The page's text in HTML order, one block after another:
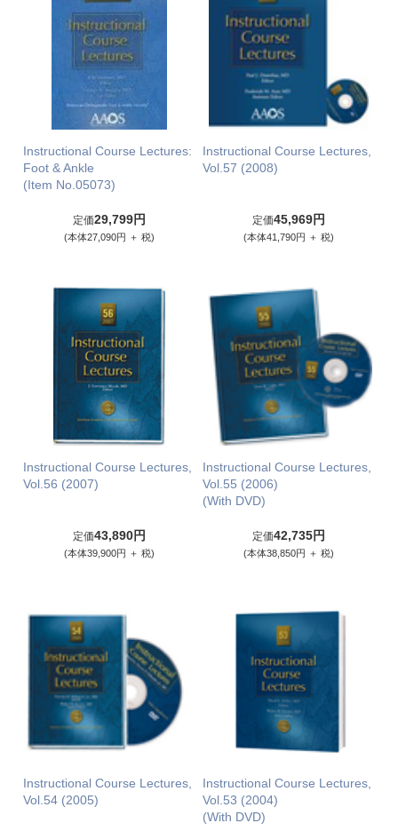
Instructional Course Lectures:
Foot & Ankle
(Item No.05073)
定価29,799円
(本体27,090円 ＋ 税)
Instructional Course Lectures,
Vol.57 (2008)
定価45,969円
(本体41,790円 ＋ 税)
Instructional Course Lectures,
Vol.56 (2007)
定価43,890円
(本体39,900円 ＋ 税)
Instructional Course Lectures,
Vol.55 (2006)
(With DVD)
定価42,735円
(本体38,850円 ＋ 税)
Instructional Course Lectures,
Vol.54 (2005)
Instructional Course Lectures,
Vol.53 (2004)
(With DVD)